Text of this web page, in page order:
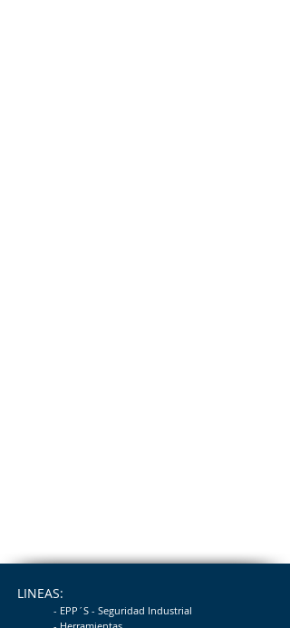
LINEAS:
- EPP´S - Seguridad Industrial